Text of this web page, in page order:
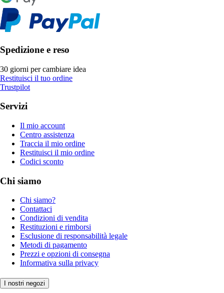
Spedizione e reso
30 giorni per cambiare idea
Restituisci il tuo ordine
Trustpilot
Servizi
Il mio account
Centro assistenza
Traccia il mio ordine
Restituisci il mio ordine
Codici sconto
Chi siamo
Chi siamo?
Contattaci
Condizioni di vendita
Restituzioni e rimborsi
Esclusione di responsabilità legale
Metodi di pagamento
Prezzi e opzioni di consegna
Informativa sulla privacy
I nostri negozi